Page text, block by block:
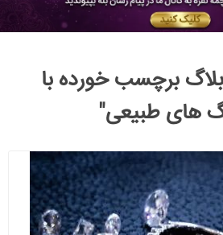
برچسب خورده با
های طبیعی"